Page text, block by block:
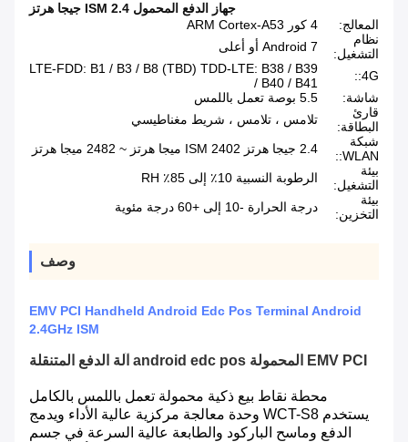
جهاز الدفع المحمول ISM 2.4 جيجا هرتز
المعالج:
4 كور ARM Cortex-A53
نظام
التشغيل:
Android 7 أو أعلى
4G::
LTE-FDD: B1 / B3 / B8 (TBD) TDD-LTE: B38 / B39
/ B40 / B41
شاشة:
5.5 بوصة تعمل باللمس
قارئ
البطاقة:
تلامس ، تلامس ، شريط مغناطيسي
شبكة
WLAN::
2.4 جيجا هرتز ISM 2402 ميجا هرتز ~ 2482 ميجا هرتز
بيئة
التشغيل:
الرطوبة النسبية 10٪ إلى 85٪ RH
بيئة
التخزين:
درجة الحرارة -10 إلى +60 درجة مئوية
وصف
EMV PCI Handheld Android Edc Pos Terminal Android
2.4GHz ISM
EMV PCI المحمولة android edc pos آلة الدفع المتنقلة
محطة نقاط بيع ذكية محمولة تعمل باللمس بالكامل
يستخدم WCT-S8 وحدة معالجة مركزية عالية الأداء ويدمج
الدفع وماسح الباركود والطابعة عالية السرعة في جسم